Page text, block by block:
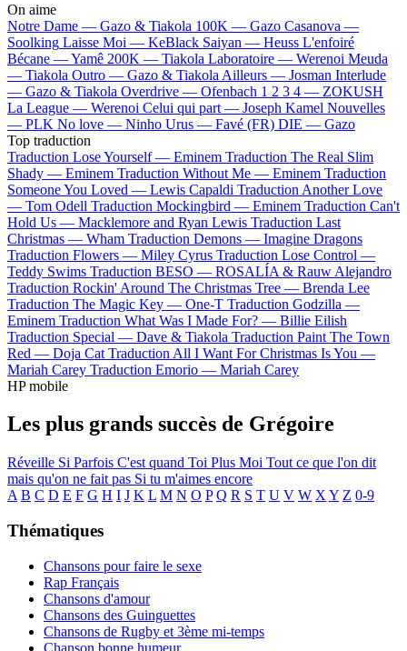
On aime
Notre Dame — Gazo & Tiakola 100K — Gazo Casanova —
Soolking Laisse Moi — KeBlack Saiyan — Heuss L'enfoiré
Bécane —Yamê 200K — Tiakola Laboratoire — Werenoi Meuda
— Tiakola Outro — Gazo & Tiakola Ailleurs — Josman Interlude
— Gazo & Tiakola Overdrive — Ofenbach 1 2 3 4 — ZOKUSH
La League — Werenoi Celui qui part — Joseph Kamel Nouvelles
— PLK No love — Ninho Urus — Favé (FR) DIE — Gazo
Top traduction
Traduction Lose Yourself — Eminem Traduction The Real Slim
Shady — Eminem Traduction Without Me — Eminem Traduction
Someone You Loved — Lewis Capaldi Traduction Another Love
— Tom Odell Traduction Mockingbird — Eminem Traduction Can't
Hold Us — Macklemore and Ryan Lewis Traduction Last
Christmas — Wham Traduction Demons — Imagine Dragons
Traduction Flowers — Miley Cyrus Traduction Lose Control —
Teddy Swims Traduction BESO — ROSALÍA & Rauw Alejandro
Traduction Rockin' Around The Christmas Tree — Brenda Lee
Traduction The Magic Key — One-T Traduction Godzilla —
Eminem Traduction What Was I Made For? — Billie Eilish
Traduction Special — Dave & Tiakola Traduction Paint The Town
Red — Doja Cat Traduction All I Want For Christmas Is You —
Mariah Carey Traduction Emorio — Mariah Carey
HP mobile
Les plus grands succès de Grégoire
Réveille Si Parfois C'est quand Toi Plus Moi Tout ce que l'on dit
mais qu'on ne fait pas Si tu m'aimes encore
A B C D E F G H I J K L M N O P Q R S T U V W X Y Z 0-9
Thématiques
Chansons pour faire le sexe
Rap Français
Chansons d'amour
Chansons des Guinguettes
Chansons de Rugby et 3ème mi-temps
Chanson bonne humeur